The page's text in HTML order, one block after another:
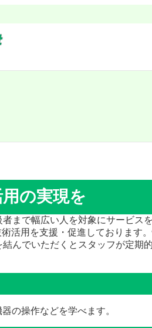
の実現を
まで幅広い人を対象にサービス
活用を支援・促進しております
んでいただくとスタッフが定
の操作などを学べます。